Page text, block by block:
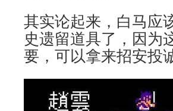
其实论起来，白马应
史遗留道具了，因为
要，可以拿来招安投